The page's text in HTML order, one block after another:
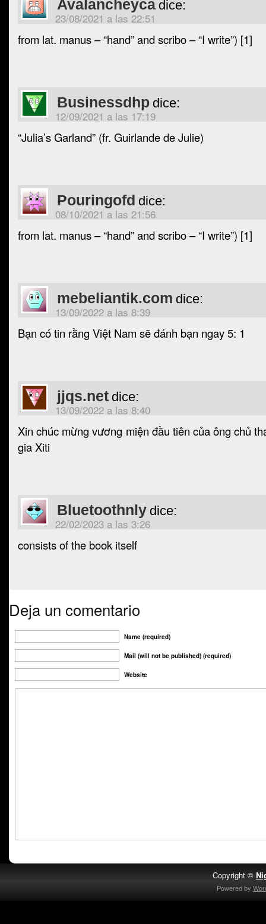
Avalancheyca dice:
23/08/2021 a las 22:51
from lat. manus – “hand” and scribo – “I write”) [1]
Businessdhp dice:
12/09/2021 a las 17:19
“Julia’s Garland” (fr. Guirlande de Julie)
Pouringofd dice:
08/10/2021 a las 21:56
from lat. manus – “hand” and scribo – “I write”) [1]
mebeliantik.com dice:
13/09/2022 a las 8:39
Bạn có tin rằng Việt Nam sẽ đánh bạn ngay 5: 1
jjqs.net dice:
13/09/2022 a las 8:40
Xin chúc mừng vương miện đầu tiên của ông chủ
gia Xiti
Bluetoothnly dice:
22/02/2023 a las 3:26
consists of the book itself
Deja un comentario
Name (required)
Mail (will not be published) (required)
Website
Copyright ©
Powered by